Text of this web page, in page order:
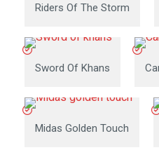
Riders Of The Storm
Sword Of Khans
Midas Golden Touch